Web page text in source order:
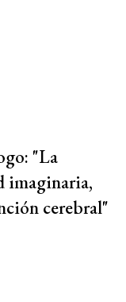
"La
imaginaria,
cerebral"